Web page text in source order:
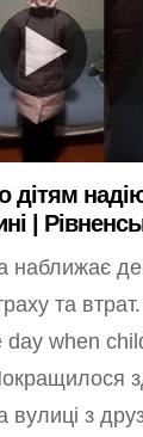
дітям
|
наближає
та
day when
вулиці з